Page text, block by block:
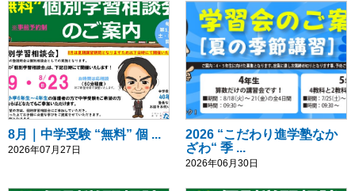
8月｜中学受験 “無料” 個 ...
2026年07月27日
2026 “こだわり進学塾なか
ざわ“ 季 ...
2026年06月30日